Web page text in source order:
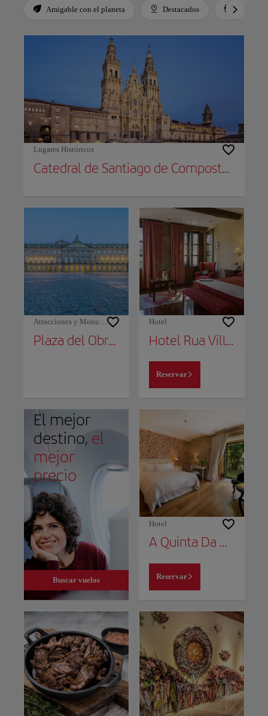
Amigable con el planeta Destacados
Para
Lugares Históricos
Catedral de Santiago de Compostela
Atracciones y Monumentos
Plaza del Obradoiro
Hotel
Hotel Rua Villar
Reservar
El mejor
destino, el
mejor
precio
Buscar vuelos
Hotel
A Quinta Da Auga Hotel Spa Relais & Chateaux
Reservar